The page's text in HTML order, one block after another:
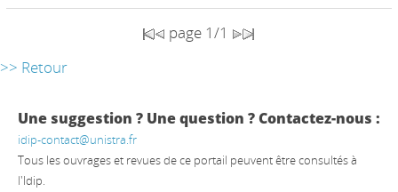
page 1/1
>> Retour
Une suggestion ? Une question ? Contactez-nous :
idip-contact@unistra.fr
Tous les ouvrages et revues de ce portail peuvent être consultés à
l'Idip.